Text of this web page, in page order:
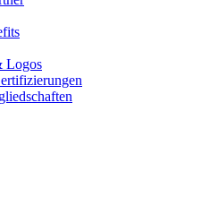
Logos